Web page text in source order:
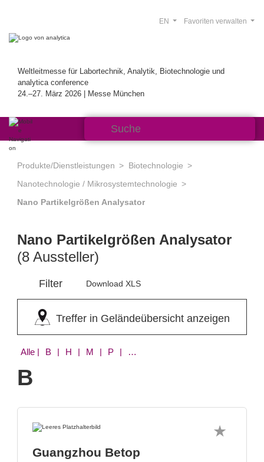
Weltleitmesse für Labortechnik, Analytik, Biotechnologie und
analytica conference
24.–27. März 2026 | Messe München
Favoriten verwalten
EN
Produkte/Dienstleistungen
Biotechnologie
Nanotechnologie / Mikrosystemtechnologie
Nano Partikelgrößen Analysator
Nano Partikelgrößen Analysator
(8 Aussteller)
Filter Download XLS
Treffer in Geländeübersicht anzeigen
Alle | B | H | M | P | Q | S
B
Guangzhou Betop